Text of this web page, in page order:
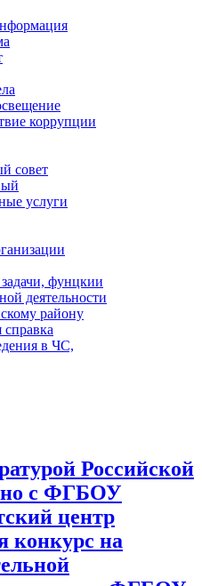
коррупции
совет
услуги
фунцкии
деятельности
району
справка
в ЧС,
Российской
с ФГБОУ
центр
конкурс на